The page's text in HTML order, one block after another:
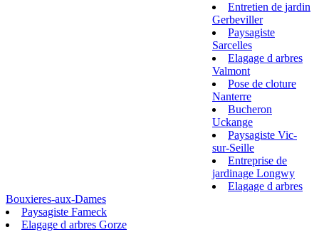
Entretien de jardin
Gerbeviller
Paysagiste
Sarcelles
Elagage d arbres
Valmont
Pose de cloture
Nanterre
Bucheron
Uckange
Paysagiste Vic-
sur-Seille
Entreprise de
jardinage Longwy
Elagage d arbres
Bouxieres-aux-Dames
Paysagiste Fameck
Elagage d arbres Gorze